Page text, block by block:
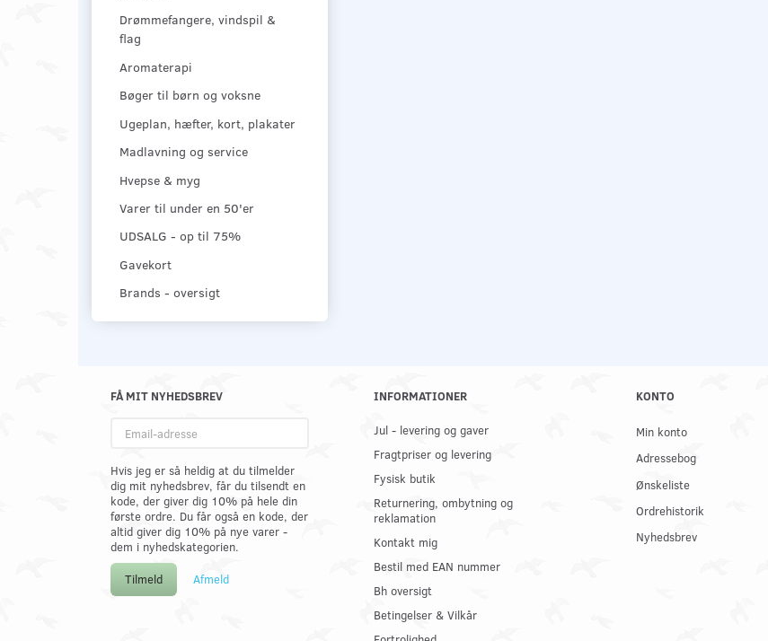
Drømmefangere, vindspil &
flag
Aromaterapi
Bøger til børn og voksne
Ugeplan, hæfter, kort, plakater
Madlavning og service
Hvepse & myg
Varer til under en 50'er
UDSALG - op til 75%
Gavekort
Brands - oversigt
FÅ MIT NYHEDSBREV
adresse
Hvis jeg er så heldig at du tilmelder
dig mit nyhedsbrev, får du tilsendt en
kode, der giver dig 10% på hele din
første ordre. Du får også en kode, der
altid giver dig 10% på nye varer -
dem i nyhedskategorien.
Tilmeld Afmeld
INFORMATIONER
Jul - levering og gaver
Fragtpriser og levering
Fysisk butik
Returnering, ombytning og
reklamation
Kontakt mig
Bestil med EAN nummer
Bh oversigt
Betingelser & Vilkår
KONTO
Min konto
Adressebog
Ønskeliste
Ordrehistorik
Nyhedsbrev